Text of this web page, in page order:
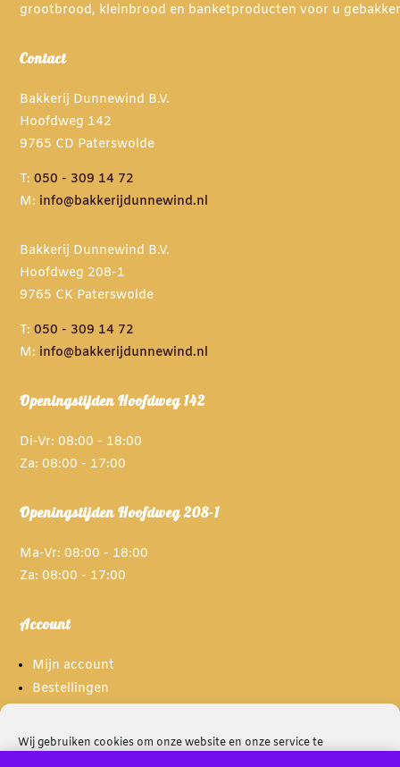
Wij gebruiken cookies om onze website en onze service te
grootbrood, kleinbrood en banketproducten voor u
Contact
Bakkerij Dunnewind B.V.
Hoofdweg 142
9765 CD Paterswolde
T:050 - 309 14 72
M: info@bakkerijdunnewind.nl
Bakkerij Dunnewind B.V.
Hoofdweg 208-1
9765 CK Paterswolde
T:050 - 309 14 72
M: info@bakkerijdunnewind.nl
Openingstijden Hoofdweg 142
Di-Vr: 08:00 - 18:00
Za: 08:00 - 17:00
Openingstijden Hoofdweg 208-1
Ma-Vr: 08:00 - 18:00
Za: 08:00 - 17:00
Account
Mijn account
Bestellingen